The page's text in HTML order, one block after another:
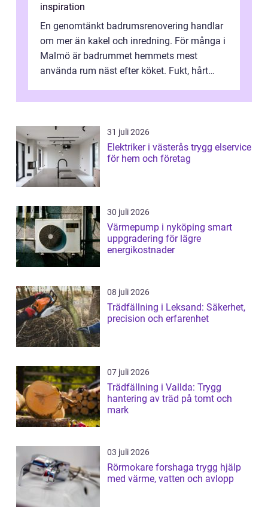
inspiration
En genomtänkt badrumsrenovering handlar
om mer än kakel och inredning. För många i
Malmö är badrummet hemmets mest
använda rum näst efter köket. Fukt, hårt
...
31 juli 2026
Elektriker i västerås trygg elservice
för hem och företag
30 juli 2026
Värmepump i nyköping smart
uppgradering för lägre
energikostnader
08 juli 2026
Trädfällning i Leksand: Säkerhet,
precision och erfarenhet
07 juli 2026
Trädfällning i Vallda: Trygg
hantering av träd på tomt och
mark
03 juli 2026
Rörmokare forshaga trygg hjälp
med värme, vatten och avlopp